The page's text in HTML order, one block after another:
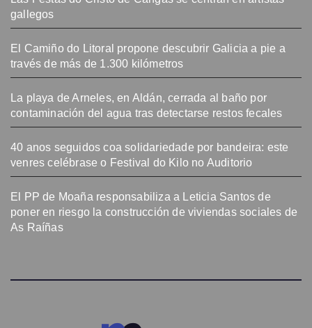
gallegos
El Camiño do Litoral propone descubrir Galicia a pie a
través de más de 1.300 kilómetros
La playa de Arneles, en Aldán, cerrada al baño por
contaminación del agua tras detectarse restos fecales
40 anos seguidos coa solidariedade por bandeira: este
venres celébrase o Festival do Kilo no Auditorio
El PP de Moaña responsabiliza a Leticia Santos de
poner en riesgo la construcción de viviendas sociales de
As Raíñas